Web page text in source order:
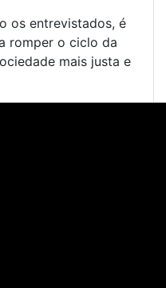
os entrevistados, é
romper o ciclo da
mais justa e